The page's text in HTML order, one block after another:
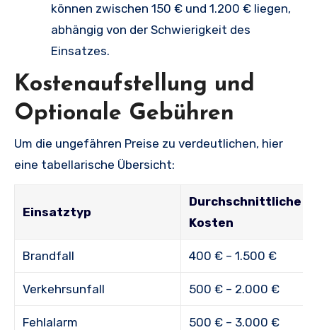
können zwischen 150 € und 1.200 € liegen,
abhängig von der Schwierigkeit des
Einsatzes.
Kostenaufstellung und
Optionale Gebühren
Um die ungefähren Preise zu verdeutlichen, hier
eine tabellarische Übersicht:
Einsatztyp
Durchschnittliche
Kosten
Brandfall 400 € – 1.500 €
Verkehrsunfall 500 € – 2.000 €
Fehlalarm 500 € – 3.000 €